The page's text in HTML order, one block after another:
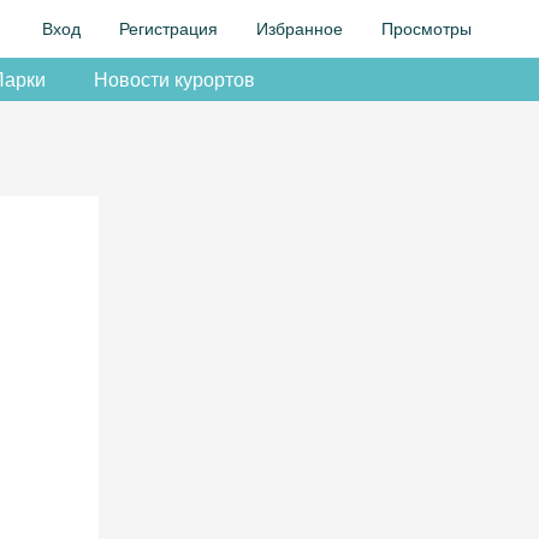
Вход Регистрация Избранное Просмотры
Новости курортов